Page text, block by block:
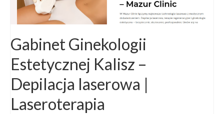
Gabinet Ginekologii
Estetycznej Kalisz –
Depilacja laserowa |
Laseroterapia